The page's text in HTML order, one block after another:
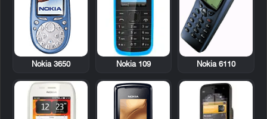
Nokia 6110
Nokia 109
Nokia 3650